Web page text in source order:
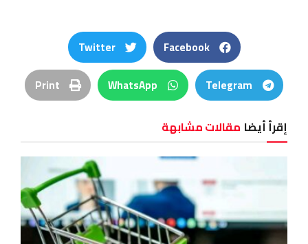
Facebook
Twitter
Telegram
WhatsApp
Print
إقرأ أيضا مقالات مشابهة